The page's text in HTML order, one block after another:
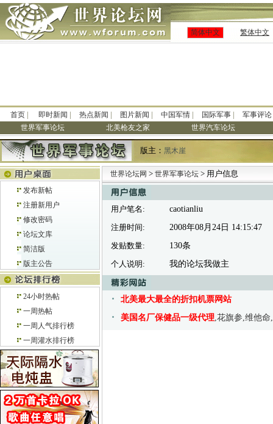
简体中文 繁体中文
首页 | 即时新闻 | 热点新闻 | 图片新闻 | 中国军情 | 国际军事 |
军事评论
世界军事论坛
北美枪友之家 世界汽车论坛
版主： 黑木崖
发布新帖
注册新用户
修改密码
论坛文库
简洁版
版主公告
24小时热帖
一周热帖
一周人气排行榜
一周灌水排行榜
世界论坛网 > 世界军事论坛 > 用户信息
用户笔名:
caotianliu
注册时间:
2008年08月24日 14:15:47
发贴数量:
130条
个人说明:
我的论坛我做主
北美最大最全的折扣机票网站
美国名厂保健品一级代理,花旗参,维他